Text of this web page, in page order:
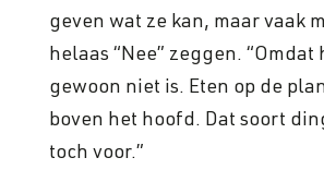
geven wat ze kan, maar vaak
helaas “Nee” zeggen. “Omdat
gewoon niet is. Eten op de
boven het hoofd. Dat soort
toch voor.”